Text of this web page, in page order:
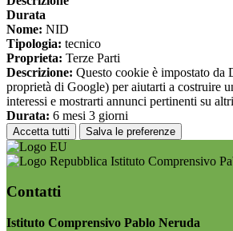
Durata
Nome: NID
Tipologia: tecnico
Proprieta: Terze Parti
Descrizione: Questo cookie è impostato da
proprietà di Google) per aiutarti a costruire
interessi e mostrarti annunci pertinenti su
Durata: 6 mesi 3 giorni
Accetta tutti Salva le preferenze
Istituto Comprensivo
Contatti
Istituto Comprensivo Pablo Neruda